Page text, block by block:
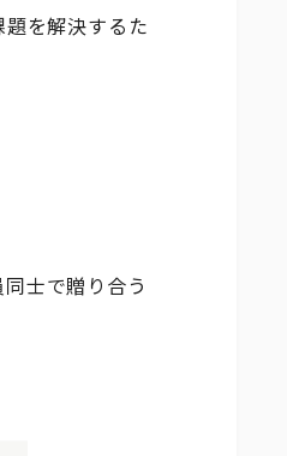
を解決するた
士で贈り合う